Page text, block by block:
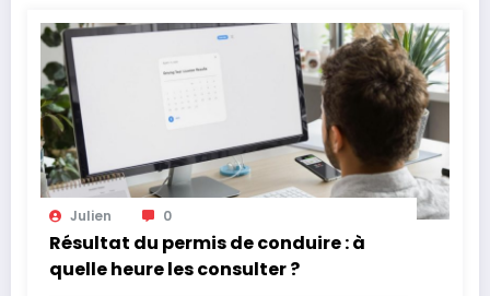
Julien 0
Résultat du permis de conduire : à
quelle heure les consulter ?